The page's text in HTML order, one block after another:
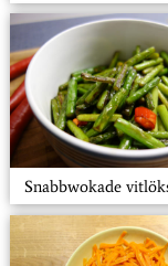
Snabbwokade